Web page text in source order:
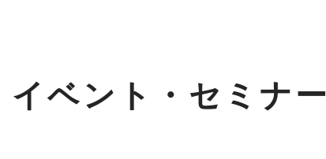
イベント・セミナー